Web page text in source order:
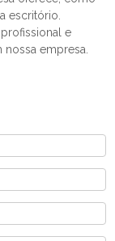
escritório.
e
empresa.